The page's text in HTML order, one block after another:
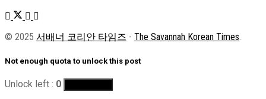
© 2025 서배너 코리안 타임즈 - The Savannah Korean Times
Not enough quota to unlock this post
Unlock left : 0